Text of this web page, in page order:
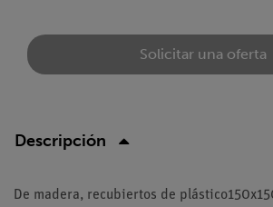
Solicitar una oferta
Descripción
De madera, recubiertos de